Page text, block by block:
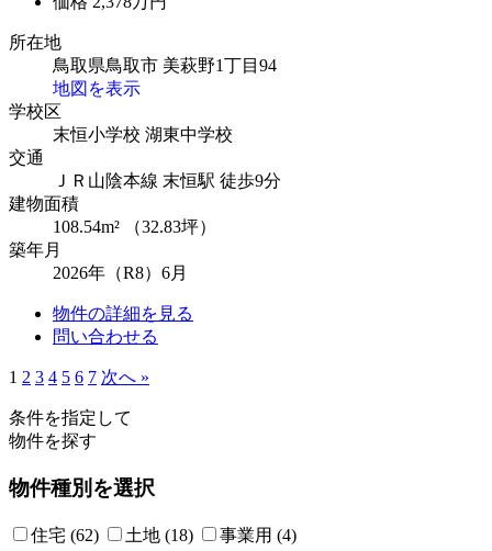
所在地
鳥取県鳥取市 美萩野1丁目94
地図を表示
学校区
末恒小学校 湖東中学校
交通
ＪＲ山陰本線 末恒駅 徒歩9分
建物面積
108.54m² （32.83坪）
築年月
2026年（R8）6月
物件の詳細を見る
問い合わせる
1 2 3 4 5 6 7 次へ »
条件を指定して
物件を探す
物件種別を選択
住宅 (62) 土地 (18) 事業用 (4)